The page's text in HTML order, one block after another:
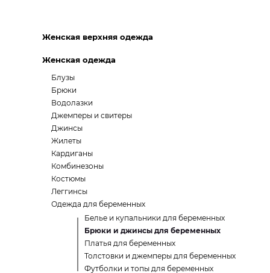
Женская верхняя одежда
Женская одежда
Блузы
Брюки
Водолазки
Джемперы и свитеры
Джинсы
Жилеты
Кардиганы
Комбинезоны
Костюмы
Леггинсы
Одежда для беременных
Белье и купальники для беременных
Брюки и джинсы для беременных
Платья для беременных
Толстовки и джемперы для беременных
Футболки и топы для беременных